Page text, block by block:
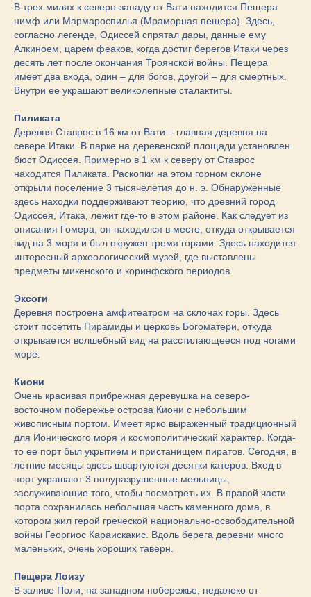
В трех милях к северо-западу от Вати находится Пещера
нимф или Мармароспилья (Мраморная пещера). Здесь,
согласно легенде, Одиссей спрятал дары, данные ему
Алкиноем, царем феаков, когда достиг берегов Итаки через
десять лет после окончания Троянской войны. Пещера
имеет два входа, один – для богов, другой – для смертных.
Внутри ее украшают великолепные сталактиты.
Пиликата
Деревня Ставрос в 16 км от Вати – главная деревня на
севере Итаки. В парке на деревенской площади установлен
бюст Одиссея. Примерно в 1 км к северу от Ставрос
находится Пиликата. Раскопки на этом горном склоне
открыли поселение 3 тысячелетия до н. э. Обнаруженные
здесь находки поддерживают теорию, что древний город
Одиссея, Итака, лежит где-то в этом районе. Как следует из
описания Гомера, он находился в месте, откуда открывается
вид на 3 моря и был окружен тремя горами. Здесь находится
интересный археологический музей, где выставлены
предметы микенского и коринфского периодов.
Эксоги
Деревня построена амфитеатром на склонах горы. Здесь
стоит посетить Пирамиды и церковь Богоматери, откуда
открывается волшебный вид на расстилающееся под ногами
море.
Киони
Очень красивая прибрежная деревушка на северо-
восточном побережье острова Киони с небольшим
живописным портом. Имеет ярко выраженный традиционный
для Ионического моря и космополитический характер. Когда-
то ее порт был укрытием и пристанищем пиратов. Сегодня, в
летние месяцы здесь швартуются десятки катеров. Вход в
порт украшают 3 полуразрушенные мельницы,
заслуживающие того, чтобы посмотреть их. В правой части
порта сохранилась небольшая часть каменного дома, в
котором жил герой греческой национально-освободительной
войны Георгиос Караискакис. Вдоль берега деревни много
маленьких, очень хороших таверн.
Пещера Лоизу
В заливе Поли, на западном побережье, недалеко от